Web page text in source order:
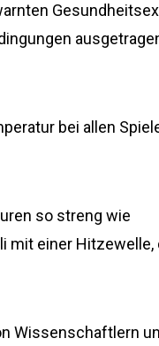
bei allen
so streng wie
mit einer Hitzewelle,
Wissenschaftlern